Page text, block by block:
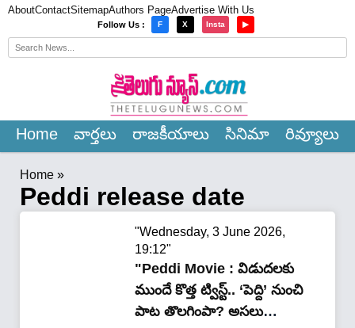
AboutContactSitemapAuthors PageAdvertise With Us
Follow Us : F X Insta ▶
Home వార్త‌లు రాజ‌కీయాలు సినిమా రివ్యూలు
Home »
Peddi release date
"Wednesday, 3 June 2026,
19:12"
"Peddi Movie : విడుదలకు
ముందే కొత్త ట్విస్ట్.. ‘పెద్ది’ నుంచి
పాట తొలగింపా? అసలు